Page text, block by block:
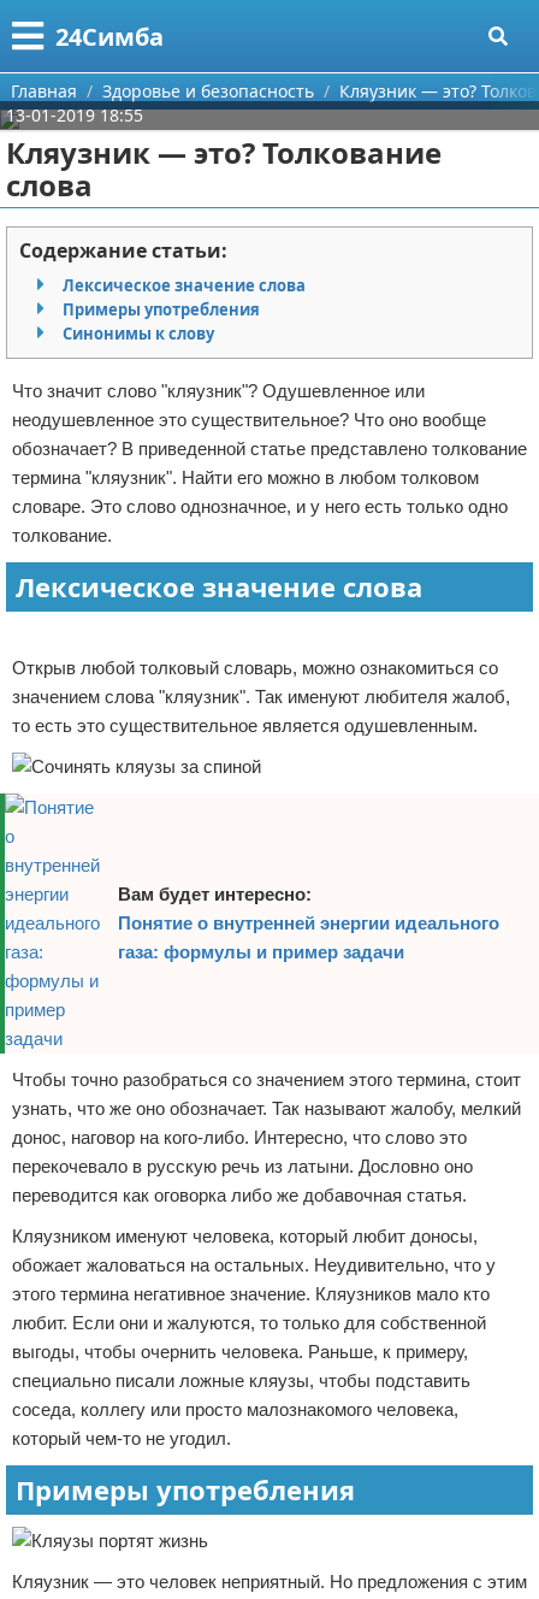
24Симба
Меню
Главная
Категории
Государство и право
Причинение вреда
Иммиграция
Здоровье и безопасность
Поиск
О проекте
Контакты
Сотрудничество
Размещение рекламы
Для правообладателей
Условия предоставления информации
Отказ от ответственности
Главная Здоровье и безопасность
Кляузник — это?
13-01-2019 18:55
Кляузник — это? Толкование
слова
Содержание статьи:
Лексическое значение слова
Примеры употребления
Синонимы к слову
Что значит слово "кляузник"? Одушевленное или
неодушевленное это существительное? Что оно вообще
обозначает? В приведенной статье представлено толкование
термина "кляузник". Найти его можно в любом толковом
словаре. Это слово однозначное, и у него есть только одно
толкование.
Лексическое значение слова
Открыв любой толковый словарь, можно ознакомиться со
значением слова "кляузник". Так именуют любителя жалоб,
то есть это существительное является одушевленным.
Вам будет интересно:
Понятие о внутренней энергии идеального
газа: формулы и пример задачи
Чтобы точно разобраться со значением этого термина, стоит
узнать, что же оно обозначает. Так называют жалобу, мелкий
донос, наговор на кого-либо. Интересно, что слово это
перекочевало в русскую речь из латыни. Дословно оно
переводится как оговорка либо же добавочная статья.
Кляузником именуют человека, который любит доносы,
обожает жаловаться на остальных. Неудивительно, что у
этого термина негативное значение. Кляузников мало кто
любит. Если они и жалуются, то только для собственной
выгоды, чтобы очернить человека. Раньше, к примеру,
специально писали ложные кляузы, чтобы подставить
соседа, коллегу или просто малознакомого человека,
который чем-то не угодил.
Примеры употребления
Кляузник — это человек неприятный. Но предложения с этим